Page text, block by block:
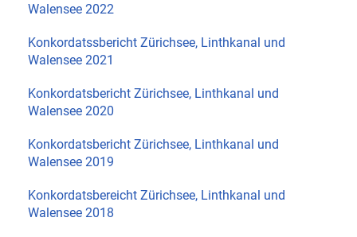
Walensee 2022
Konkordatssbericht Zürichsee, Linthkanal und
Walensee 2021
Konkordatsbericht Zürichsee, Linthkanal und
Walensee 2020
Konkordatsbericht Zürichsee, Linthkanal und
Walensee 2019
Konkordatsbereicht Zürichsee, Linthkanal und
Walensee 2018